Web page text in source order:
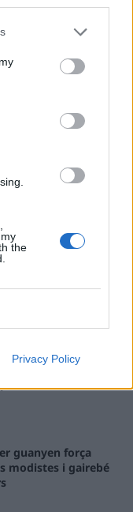
the
Privacy Policy
i el lloc web en
que comenti.
amplia el
per les altes
les Cases del Castell
turisme i
guanyen força
modistes i gairebé